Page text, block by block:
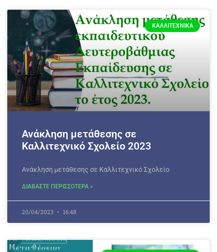
ΚΑΛΛΙΤΕΧΝΙΚΆ
Ανάκληση μετάθεσης σε
Καλλιτεχνικό Σχολείο 2023
Ανάκληση μετάθεσης σε Καλλιτεχνικό Σχολείο
ΔΙΑΒΑΣΤΕ ΠΕΡΙΣΣΟΤΕΡΑ »
20/04/2023 16:48